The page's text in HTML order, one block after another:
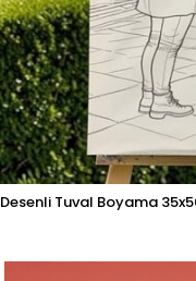
Desenli Tuval Boyama